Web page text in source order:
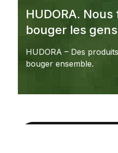
HUDORA.
bouger les
HUDORA – Des
bouger ensemble.